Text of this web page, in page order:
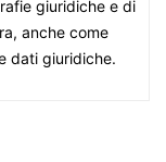
giuridiche e di
anche come
dati giuridiche.